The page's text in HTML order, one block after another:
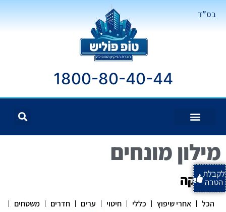
בס"ד
1800-80-40-44
לקבלת
הטבה
מילון מונחים
תחזוקה
הכל אחרי שיפוץ כללי חיטוי ערים חדרים
משטחים